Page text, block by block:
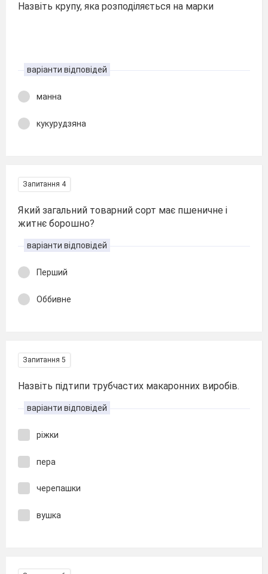
Назвіть крупу, яка розподіляється на марки
варіанти відповідей
манна
кукурудзяна
Запитання 4
Який загальний товарний сорт має пшеничне і
житнє борошно?
варіанти відповідей
Перший
Оббивне
Запитання 5
Назвіть підтипи трубчастих макаронних виробів.
варіанти відповідей
ріжки
пера
черепашки
вушка